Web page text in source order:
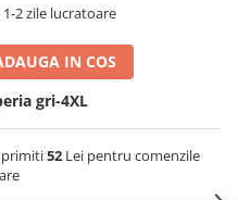
1-2 zile lucratoare
IN COS
gri-4XL
primiti52Lei pentru comenzile